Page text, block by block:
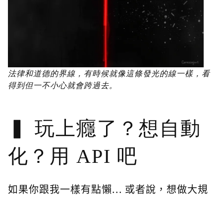
法律和道德的界線，有時候就像這條發光的線一樣，看
得到但一不小心就會跨過去。
玩上癮了？想自動
化？用 API 吧
如果你跟我一樣有點懶... 或者說，想做大規